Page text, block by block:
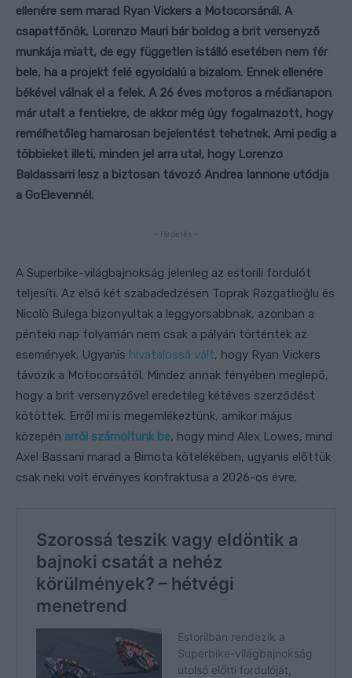
ellenére sem marad Ryan Vickers a Motocorsánál. A
csapatfőnök, Lorenzo Mauri bár boldog a brit versenyző
munkája miatt, de egy független istálló esetében nem fér
bele, ha a projekt felé egyoldalú a bizalom. Ennek ellenére
békével válnak el a felek. A 26 éves motoros a médianapon
már utalt a fentiekre, de akkor még úgy fogalmazott, hogy
remélhetőleg hamarosan bejelentést tehetnek. Ami pedig a
többieket illeti, minden jel arra utal, hogy Lorenzo
Baldassarri lesz a biztosan távozó Andrea Iannone utódja
a GoElevennél.
- Hirdetés -
A Superbike-világbajnokság jelenleg az estorili fordulót
teljesíti. Az első két szabadedzésen Toprak Razgatlıoğlu és
Nicolò Bulega bizonyultak a leggyorsabbnak, azonban a
pénteki nap folyamán nem csak a pályán történtek az
események. Ugyanis hivatalossá vált, hogy Ryan Vickers
távozik a Motocorsától. Mindez annak fényében meglepő,
hogy a brit versenyzővel eredetileg kétéves szerződést
kötöttek. Erről mi is megemlékeztünk, amikor május
közepén arról számoltunk be, hogy mind Alex Lowes, mind
Axel Bassani marad a Bimota kötelékében, ugyanis előttük
csak neki volt érvényes kontraktusa a 2026-os évre.